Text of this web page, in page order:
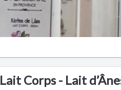
Corps - Lait